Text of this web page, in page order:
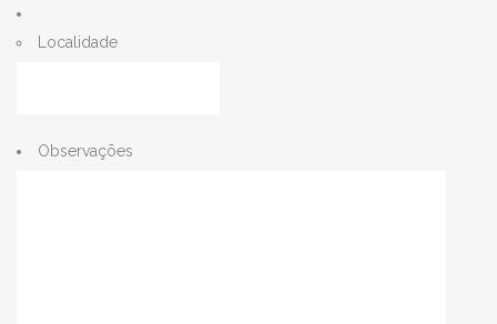
Localidade
Observações